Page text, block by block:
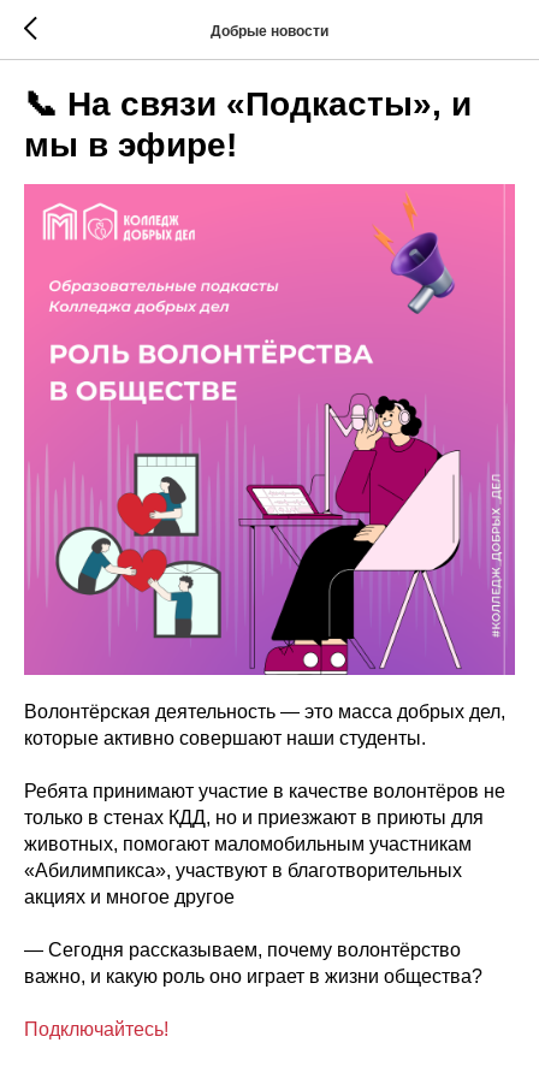
Добрые новости
📞 На связи «Подкасты», и
мы в эфире!
Волонтёрская деятельность — это масса добрых дел,
которые активно совершают наши студенты.
Ребята принимают участие в качестве волонтёров не
только в стенах КДД, но и приезжают в приюты для
животных, помогают маломобильным участникам
«Абилимпикса», участвуют в благотворительных
акциях и многое другое
— Сегодня рассказываем, почему волонтёрство
важно, и какую роль оно играет в жизни общества?
Подключайтесь!